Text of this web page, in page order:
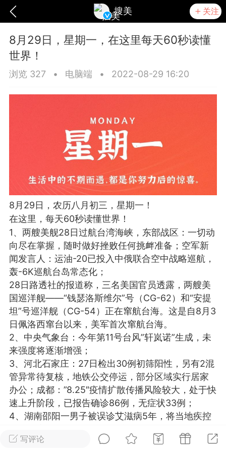
搜美 关注
爆汗熊 卡卡动能素 无创溶斑术
美业357 芯诗妍 卡卡美业
师 小熊水光
爆汗熊
脂
卡卡动能素
皇斯普拉雅
建术
DRYY面膜 微晶溶斑术
爆款平台 Lv.8 靓号
26 23:18
电脑端 美业资讯
闪充小白罐
本/双效闪充，养出紧致小白脸！一、项
充小白罐 = 闪充大白肌（仪器）× 草本
产品）×极光嫩肤啫喱（产品）这是一套
护...写评论
8月29日，星期一，在这里每天60秒读懂
世界！
浏览 327 • 电脑端 • 2022-08-29 16:20
8月29日，农历八月初三，星期一！
在这里，每天60秒读懂世界！
1、两艘美舰28日过航台湾海峡，东部战区：一切动
向尽在掌握，随时做好挫败任何挑衅准备；空军新
闻发言人：运油-20已投入中俄联合空中战略巡航，
轰-6K巡航台岛常态化；
28日路透社的报道称，三名美国官员透露，两艘美
国巡洋舰——“钱瑟洛斯维尔”号（CG-62）和“安提
坦”号巡洋舰（CG-54）正在窜航台海。这是自8月3
日佩洛西窜台以来，美军首次窜航台海。
2、中央气象台：今年第11号台风”轩岚诺”生成，未
来强度将逐渐增强；
3、河北石家庄：27日检出30例初筛阳性，另有2混
管异常待复核，地铁公交停运，部分区域实行居家
办公；成都：”8.25″疫情扩散传播风险较大，处于快
速上升阶段，已报告确诊86例，无症状33例；
4、湖南邵阳一男子被误诊艾滋病5年，将当地疾控
声：回不到从前了；